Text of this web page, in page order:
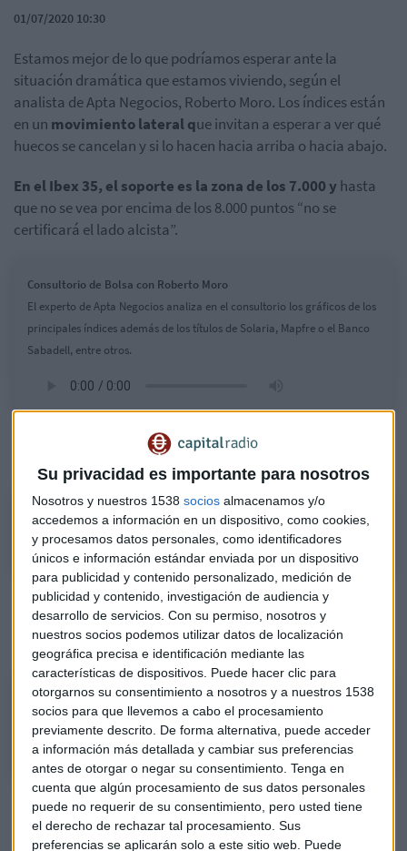
Su privacidad es importante para nosotros
Nosotros y nuestros 1538 socios almacenamos y/o
accedemos a información en un dispositivo, como cookies,
y procesamos datos personales, como identificadores
únicos e información estándar enviada por un dispositivo
para publicidad y contenido personalizado, medición de
publicidad y contenido, investigación de audiencia y
desarrollo de servicios. Con su permiso, nosotros y
nuestros socios podemos utilizar datos de localización
geográfica precisa e identificación mediante las
características de dispositivos. Puede hacer clic para
otorgarnos su consentimiento a nosotros y a nuestros 1538
socios para que llevemos a cabo el procesamiento
previamente descrito. De forma alternativa, puede acceder
a información más detallada y cambiar sus preferencias
antes de otorgar o negar su consentimiento. Tenga en
cuenta que algún procesamiento de sus datos personales
puede no requerir de su consentimiento, pero usted tiene
el derecho de rechazar tal procesamiento. Sus
preferencias se aplicarán solo a este sitio web. Puede
01/07/2020 10:30
Estamos mejor de lo que podríamos esperar ante la
situación dramática que estamos viviendo, según el
analista de Apta Negocios, Roberto Moro. Los índices están
en un movimiento lateral que invitan a esperar a ver qué
huecos se cancelan y si lo hacen hacia arriba o hacia abajo.
En el Ibex 35, el soporte es la zona de los 7.000 yhasta
que no se vea por encima de los 8.000 puntos “no se
certificará el lado alcista”.
Consultorio de Bolsa con Roberto Moro
El experto de Apta Negocios analiza en el consultorio los gráficos de los
principales índices además de los títulos de Solaria, Mapfre o el Banco
Sabadell, entre otros.
Moro ha analizado el gráfico deSolaria
buen aspecto” y tiene un objetivo de 11,50 euros.
Roberto Moro: Solaria tiene buen aspecto
La automovilísticaTeslasigue marcando máximos
históricos y su aspecto aconseja “comprar”. Podría seguir
avanzando con un stop en la zona de 1.020 dólares.
Roberto Moro: Tesla puede seguir subiendo a pesar de que está en
máximos
El analista de Apta Negocios ha explicado el gráfico que
está dibujando el sector bancario, elIbex 35,